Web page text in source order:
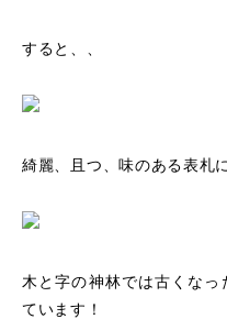
すると、、
綺麗、且つ、味のある表札
木と字の神林では古くなっ
ています！